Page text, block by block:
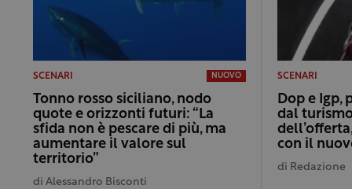
SCENARI NUOVO
Tonno rosso siciliano, nodo
quote e orizzonti futuri: “La
sfida non è pescare di più, ma
aumentare il valore sul
territorio”
di Alessandro Bisconti
SCENARI
Dop e Igp,
dal
con il
di Redazione